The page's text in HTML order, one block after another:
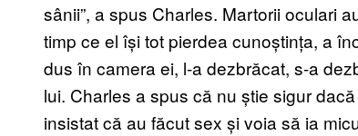
sânii”, a spus Charles. Martorii oculari
timp ce el își tot pierdea cunoștința, a
dus în camera ei, l-a dezbrăcat, s-a
lui. Charles a spus că nu știe sigur
insistat că au făcut sex și voia să ia